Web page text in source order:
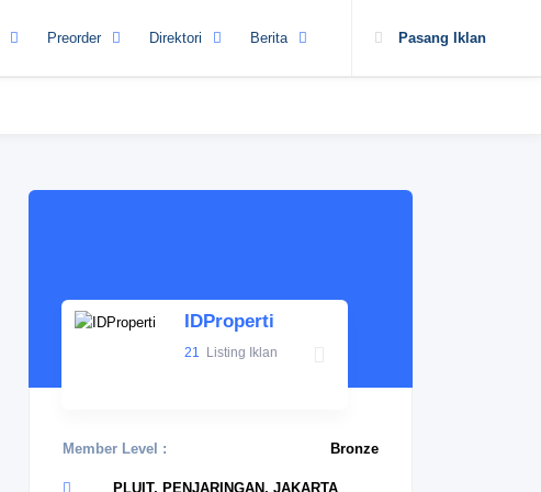
Pasang Iklan
Preorder Direktori Berita
IDProperti
21 Listing Iklan
Member Level : Bronze
PLUIT, PENJARINGAN, JAKARTA